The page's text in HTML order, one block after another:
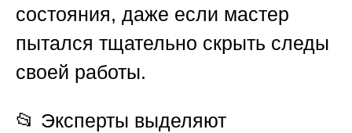
состояния, даже если мастер
пытался тщательно скрыть следы
своей работы.
📂 Эксперты выделяют